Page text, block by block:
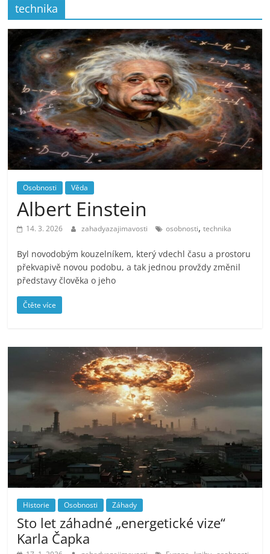
technika
Osobnosti Věda
Albert Einstein
14. 3. 2026 zahadyazajimavosti osobnosti,technika
Byl novodobým kouzelníkem, který vdechl času a prostoru
překvapivě novou podobu, a tak jednou provždy změnil
představy člověka o jeho
Čtěte více
Historie Osobnosti Záhady
Sto let záhadné „energetické vize“
Karla Čapka